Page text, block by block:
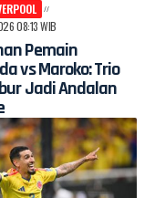
08:13 WIB
Pemain
vs Maroko: Trio
Jadi Andalan